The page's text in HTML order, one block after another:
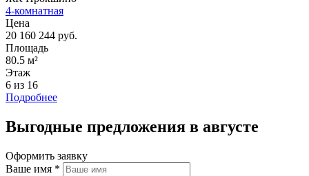
4-комнатная
Цена
20 160 244 руб.
Площадь
80.5 м²
Этаж
6 из 16
Подробнее
Выгодные предложения в августе
Оформить заявку
Ваше имя *